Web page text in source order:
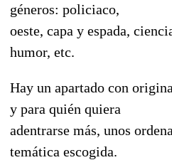
géneros: policiaco,
oeste, capa y espada,
humor, etc.
Hay un apartado con
y para quién quiera
adentrarse más, unos
temática escogida.